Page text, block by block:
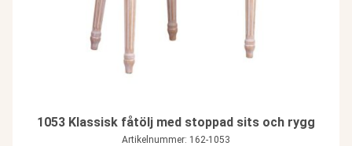
1053 Klassisk fåtölj med stoppad sits och rygg
Artikelnummer: 162-1053